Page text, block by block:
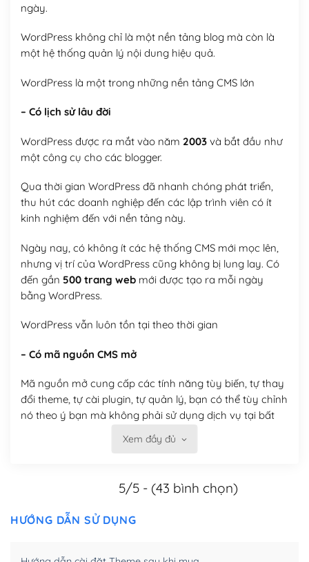
ngày.
WordPress không chỉ là một nền tảng blog mà còn là
một hệ thống quản lý nội dung hiệu quả.
WordPress là một trong những nền tảng CMS lớn
– Có lịch sử lâu đời
WordPress được ra mắt vào năm 2003và bắt đầu như
một công cụ cho các blogger.
Qua thời gian WordPress đã nhanh chóng phát triển,
thu hút các doanh nghiệp đến các lập trình viên có ít
kinh nghiệm đến với nền tảng này.
Ngày nay, có không ít các hệ thống CMS mới mọc lên,
nhưng vị trí của WordPress cũng không bị lung lay. Có
đến gần 500 trang webmới được tạo ra mỗi ngày
bằng WordPress.
WordPress vẫn luôn tồn tại theo thời gian
– Có mã nguồn CMS mở
Mã nguồn mở cung cấp các tính năng tùy biến, tự thay
đổi theme, tự cài plugin, tự quản lý, bạn có thể tùy chỉnh
nó theo ý bạn mà không phải sử dụng dịch vụ tại bất
Xem đầy đủ
5/5 - (43 bình chọn)
HƯỚNG DẪN SỬ DỤNG